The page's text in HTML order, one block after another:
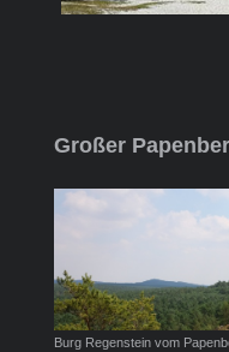
Großer
Burg Regenstein vom